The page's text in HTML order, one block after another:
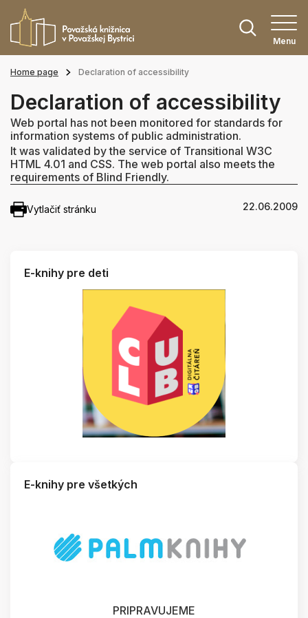
Menu
Home page Declaration of accessibility
Declaration of accessibility
Web portal has not been monitored for standards for
information systems of public administration.
It was validated by the service of Transitional W3C
HTML 4.01 and CSS. The web portal also meets the
requirements of Blind Friendly.
Vytlačiť stránku 22.06.2009
E-knihy pre deti
E-knihy pre všetkých
PRIPRAVUJEME